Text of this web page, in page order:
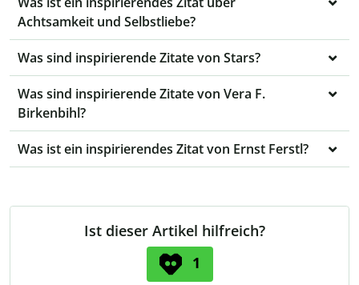
Achtsamkeit und Selbstliebe?
Was sind inspirierende Zitate von Stars?
Was sind inspirierende Zitate von Vera F.
Birkenbihl?
Was ist ein inspirierendes Zitat von Ernst Ferstl?
Ist dieser Artikel hilfreich?
1